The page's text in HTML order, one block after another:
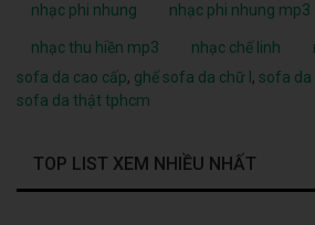
nhạc phi nhung nhạc phi nhung mp3
nhạc thu hiền mp3 nhạc chế linh
sofa da cao cấp, ghế sofa da chữ l , sofa da
sofa da thật tphcm
TOP LIST XEM NHIỀU NHẤT